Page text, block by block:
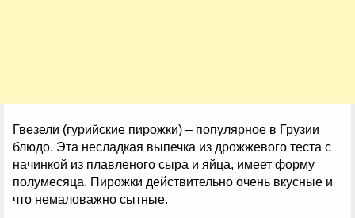
Гвезели (гурийские пирожки) – популярное в Грузии
блюдо. Эта несладкая выпечка из дрожжевого теста с
начинкой из плавленого сыра и яйца, имеет форму
полумесяца. Пирожки действительно очень вкусные и
что немаловажно сытные.